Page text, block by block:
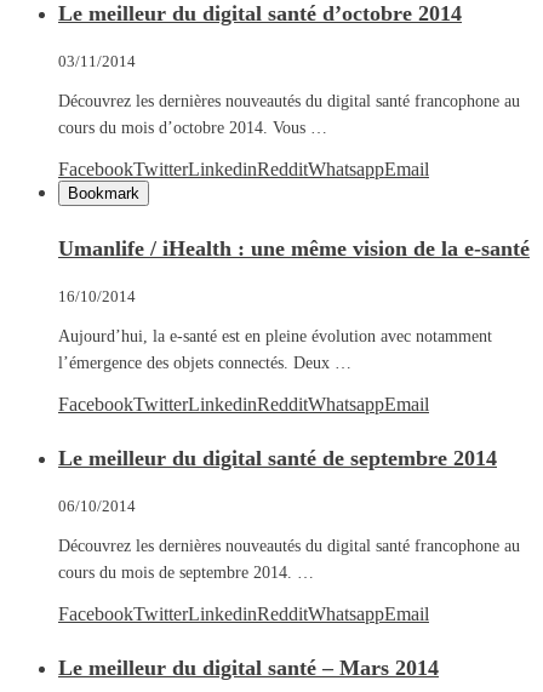
Le meilleur du digital santé d’octobre 2014
03/11/2014
Découvrez les dernières nouveautés du digital santé francophone au
cours du mois d’octobre 2014. Vous …
FacebookTwitterLinkedinRedditWhatsappEmail
Bookmark
Umanlife / iHealth : une même vision de la e-santé
16/10/2014
Aujourd’hui, la e-santé est en pleine évolution avec notamment
l’émergence des objets connectés. Deux …
FacebookTwitterLinkedinRedditWhatsappEmail
Le meilleur du digital santé de septembre 2014
06/10/2014
Découvrez les dernières nouveautés du digital santé francophone au
cours du mois de septembre 2014. …
FacebookTwitterLinkedinRedditWhatsappEmail
Le meilleur du digital santé – Mars 2014